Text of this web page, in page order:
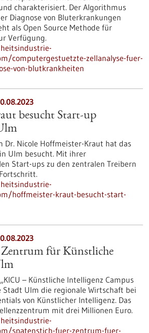
charakterisiert. Der Algorithmus
Diagnose von Bluterkrankungen
als Open Source Methode für
Verfügung.
computergestuetzte-zellanalyse-fuer-
von-blutkrankheiten
besucht Start-up
Dr. Nicole Hoffmeister-Kraut hat das
Ulm besucht. Mit ihrer
Start-ups zu den zentralen Treibern
hoffmeister-kraut-besucht-start-
Zentrum für Künstliche
– Künstliche Intelligenz Campus
Ulm die regionale Wirtschaft bei
von Künstlicher Intelligenz. Das
mit drei Millionen Euro.
spatenstich-fuer-zentrum-fuer-